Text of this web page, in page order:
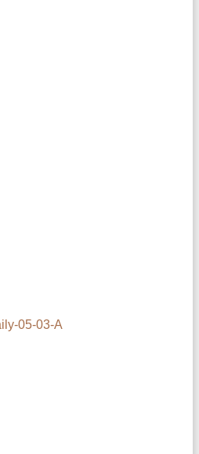
05-03-A